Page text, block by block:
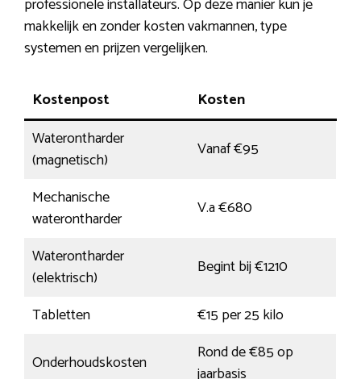
professionele installateurs. Op deze manier kun je
makkelijk en zonder kosten vakmannen, type
systemen en prijzen vergelijken.
Kostenpost
Kosten
Waterontharder
(magnetisch)
Vanaf €95
Mechanische
waterontharder
V.a €680
Waterontharder
(elektrisch)
Begint bij €1210
Tabletten
€15 per 25 kilo
Onderhoudskosten
Rond de €85 op